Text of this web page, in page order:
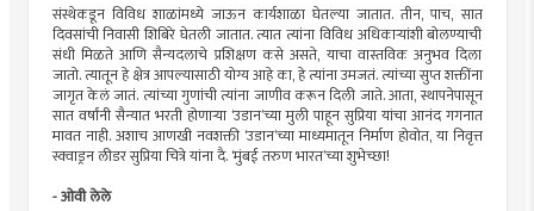
संस्थेकडून विविध शाळांमध्ये जाऊन कार्यशाळा घेतल्या जातात. तीन, पाच, सात
दिवसांची निवासी शिबिरे घेतली जातात. त्यात त्यांना विविध अधिकार्‍यांशी बोलण्याची
संधी मिळते आणि सैन्यदलाचे प्रशिक्षण कसे असते, याचा वास्तविक अनुभव दिला
जातो. त्यातून हे क्षेत्र आपल्यासाठी योग्य आहे का, हे त्यांना उमजतं. त्यांच्या सुप्त शक्तींना
जागृत केलं जातं. त्यांच्या गुणांची त्यांना जाणीव करून दिली जाते. आता, स्थापनेपासून
सात वर्षांनी सैन्यात भरती होणार्‍या ‘उडान’च्या मुली पाहून सुप्रिया यांचा आनंद गगनात
मावत नाही. अशाच आणखी नवशक्ती ‘उडान’च्या माध्यमातून निर्माण होवोत, या निवृत्त
स्क्वाड्रन लीडर सुप्रिया चित्रे यांना दै. ‘मुंबई तरुण भारत’च्या शुभेच्छा!
- ओवी लेले